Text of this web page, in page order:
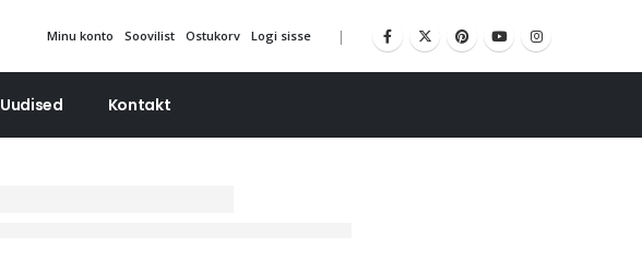
Minu konto Soovilist Ostukorv Logi sisse |
Uudised Kontakt